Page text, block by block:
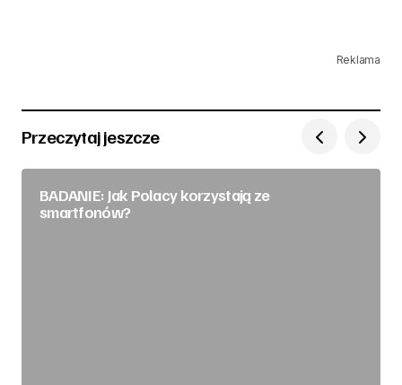
Reklama
Przeczytaj jeszcze
BADANIE: Jak Polacy korzystają ze
smartfonów?